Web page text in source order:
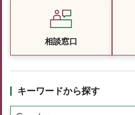
相談窓口
キーワードから探す